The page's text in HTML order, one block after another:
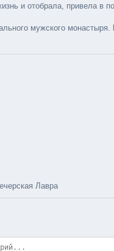
и отобрала, привела в
мужского
Лавра